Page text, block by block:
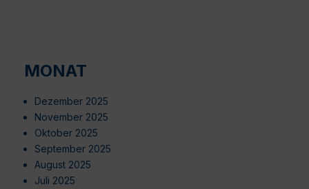
MONAT
Dezember 2025
November 2025
Oktober 2025
September 2025
August 2025
Juli 2025